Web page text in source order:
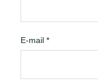
E-mail *